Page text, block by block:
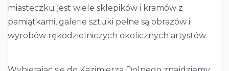
miasteczku jest wiele sklepików i kramów z
pamiątkami, galerie sztuki pełne są obrazów i
wyrobów rękodzielniczych okolicznych artystów.